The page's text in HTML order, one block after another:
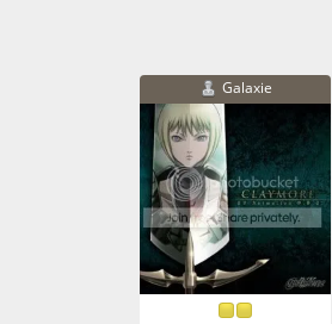
Galaxie